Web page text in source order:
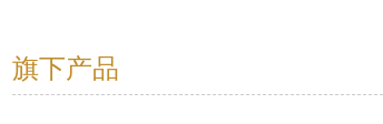
旗下产品